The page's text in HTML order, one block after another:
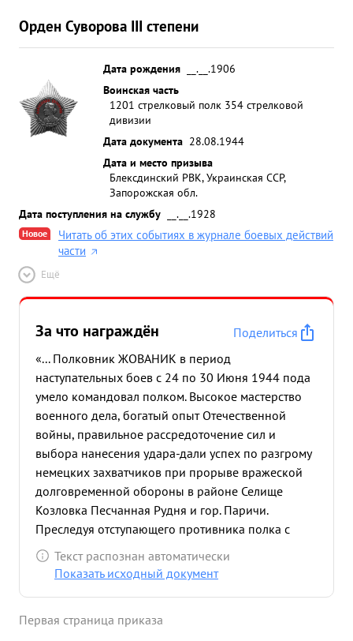
Орден Суворова III степени
Дата рождения
__.__.1906
Воинская часть
1201 стрелковый полк 354 стрелковой
дивизии
Дата документа 28.08.1944
Дата и место призыва
Блексдинский РВК, Украинская ССР,
Запорожская обл.
Дата поступления на службу
__.__.1928
Новое
Читать об этих событиях в журнале боевых действий
части
Ещё
За что награждён
Поделиться
«... Полковник ЖОВАНИК в период
наступательных боев с 24 по 30 Июня 1944 пода
умело командовал полком. Высокое мастерство
военного дела, богатый опыт Отечественной
войны, правильное рассредоточение сил и
выбора нанесения удара-дали успех по разгрому
немецких захватчиков при прорыве вражеской
долговременной обороны в районе Селище
Козловка Песчанная Рудня и гор. Паричи.
Преследуя отступающего противника полка с
марша завязал бои на окраинах города
Бобруйска. Обходным маневром полк перезал
бою- полк с 25 по 30 Июня 1944 года взял с
Текст распознан автоматически
Показать исходный документ
Первая страница приказа